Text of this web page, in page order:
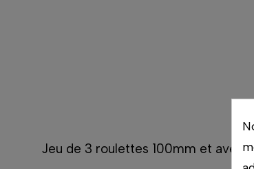
Jeu de 3 roulettes 100mm et avec